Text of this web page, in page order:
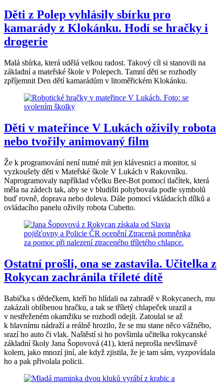
Děti z Polep vyhlásily sbírku pro
kamarády z Klokánku. Hodí se hračky i
drogerie
Malá sbírka, která udělá velkou radost. Takový cíl si stanovili na
základní a mateřské škole v Polepech. Tamní děti se rozhodly
zpříjemnit Den dětí kamarádům v litoměřickém Klokánku.
Děti v mateřince V Lukách oživily robota
nebo tvořily animovaný film
Že k programování není nutné mít jen klávesnici a monitor, si
vyzkoušely děti v Mateřské škole V Lukách v Rakovníku.
Naprogramovaly například včelku Bee-Bot pomocí tlačítek, která
měla na zádech tak, aby se v bludišti pohybovala podle symbolů
buď rovně, doprava nebo doleva. Dále pomocí vkládacích dílků a
ovládacího panelu oživily robota Cubetto.
Ostatní prošli, ona se zastavila. Učitelka z
Rokycan zachránila tříleté dítě
Babička s dědečkem, kteří ho hlídali na zahradě v Rokycanech, mu
zakázali oblíbenou hračku, a tak se tříletý chlapeček urazil a
v nestřeženém okamžiku se rozhodl odejít. Zatoulal se až
k hlavnímu nádraží a reálně hrozilo, že se mu stane něco vážného,
srazí ho auto či vlak. Naštěstí si ho povšimla učitelka rokycanské
základní školy Jana Šopovová (41), která neprošla nevšímavě
kolem, jako mnozí jiní, ale když zjistila, že je tam sám, vyzpovídala
ho a pak přivolala policii.